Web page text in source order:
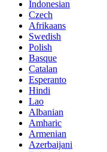
Indonesian
Czech
Afrikaans
Swedish
Polish
Basque
Catalan
Esperanto
Hindi
Lao
Albanian
Amharic
Armenian
Azerbaijani